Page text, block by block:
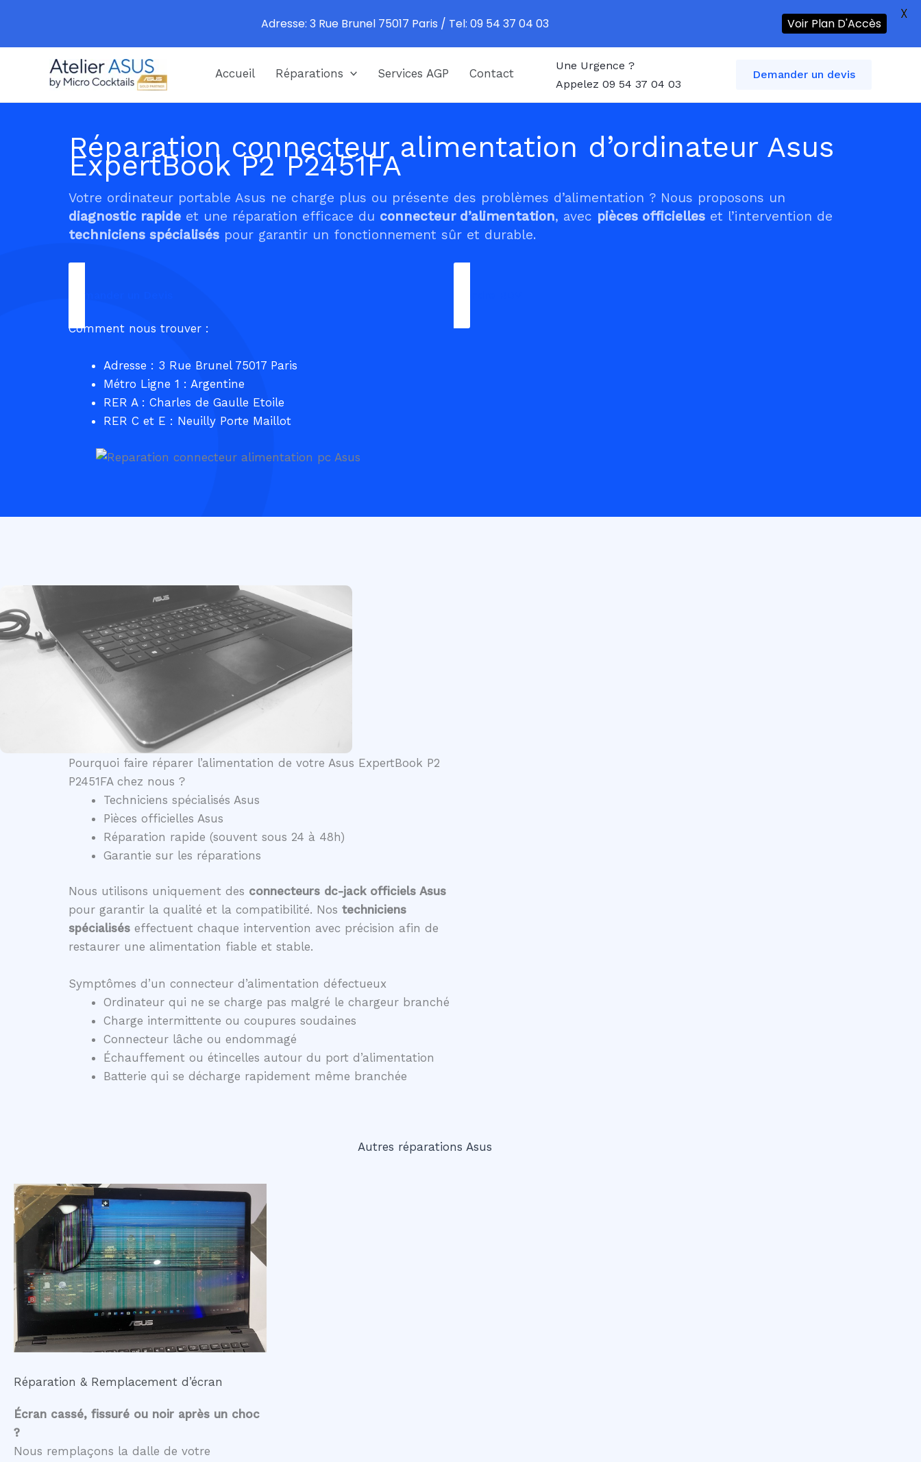
Accueil Réparations Services AGP Contact
Une Urgence ?
Appelez 09 54 37 04 03
Demander un devis
Réparation connecteur alimentation d’ordinateur Asus
ExpertBook P2 P2451FA
Votre ordinateur portable Asus ne charge plus ou présente des problèmes d’alimentation ? Nous proposons un
diagnostic rapide et une réparation efficace du connecteur d’alimentation, avec pièces officielles et l’intervention de
techniciens spécialisés pour garantir un fonctionnement sûr et durable.
Comment nous trouver :
Adresse : 3 Rue Brunel 75017 Paris
Métro Ligne 1 : Argentine
RER A : Charles de Gaulle Etoile
RER C et E : Neuilly Porte Maillot
Pourquoi faire réparer l’alimentation de votre Asus ExpertBook P2
P2451FA chez nous ?
Techniciens spécialisés Asus
Pièces officielles Asus
Réparation rapide (souvent sous 24 à 48h)
Garantie sur les réparations
Nous utilisons uniquement des connecteurs dc-jack officiels Asus
pour garantir la qualité et la compatibilité. Nos techniciens
spécialisés effectuent chaque intervention avec précision afin de
restaurer une alimentation fiable et stable.
Symptômes d’un connecteur d’alimentation défectueux
Ordinateur qui ne se charge pas malgré le chargeur branché
Charge intermittente ou coupures soudaines
Connecteur lâche ou endommagé
Échauffement ou étincelles autour du port d’alimentation
Batterie qui se décharge rapidement même branchée
Autres réparations Asus
Réparation & Remplacement d’écran
Écran cassé, fissuré ou noir après un choc
?
Nous remplaçons la dalle de votre
Adresse: 3 Rue Brunel 75017 Paris / Tel: 09 54 37 04 03 Voir Plan D'Accès
X